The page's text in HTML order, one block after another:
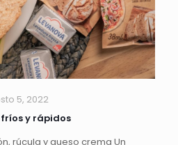
5, 2022
y rápidos
rúcula y queso crema Un